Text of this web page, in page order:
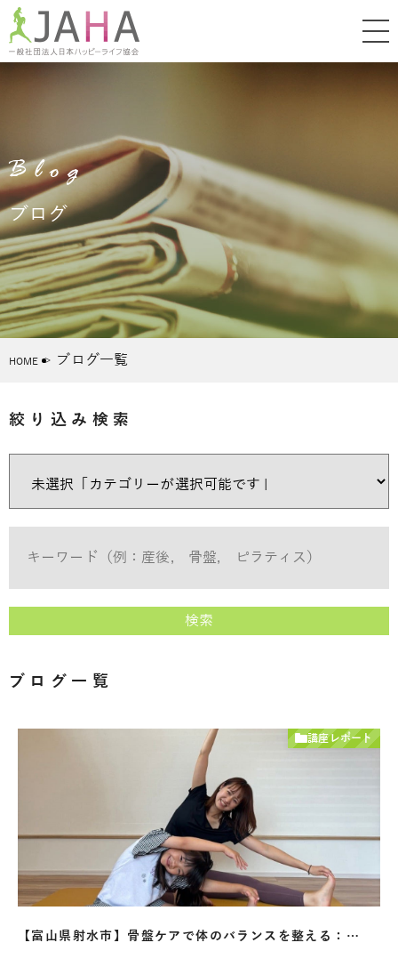
Blog
ブログ
HOME ブログ一覧
絞り込み検索
検索
ブログ一覧
講座レポート
【富山県射水市】骨盤ケアで体のバランスを整える：…